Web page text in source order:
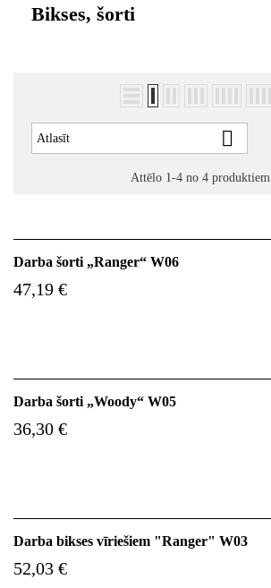
Bikses, šorti
Atlasīt 
Attēlo 1-4 no 4 produktiem
Darba šorti „Ranger“ W06
47,19 €
Darba šorti „Woody“ W05
36,30 €
Darba bikses vīriešiem "Ranger" W03
52,03 €